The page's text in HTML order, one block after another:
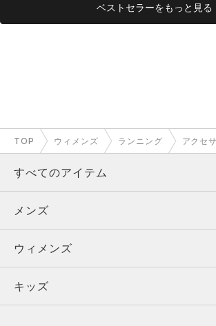
ベストセラーをもっと見る
TOP ウィメンズ ランニング アクセ
すべてのアイテム
メンズ
ウィメンズ
キッズ
メンズ
トップス
ボトムス
ウィメンズ
トップス
キッズ